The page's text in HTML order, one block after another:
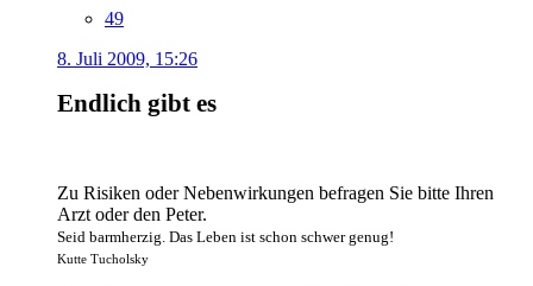
49
8. Juli 2009, 15:26
Endlich gibt es
Zu Risiken oder Nebenwirkungen befragen Sie bitte Ihren
Arzt oder den Peter.
Seid barmherzig. Das Leben ist schon schwer genug!
Kutte Tucholsky